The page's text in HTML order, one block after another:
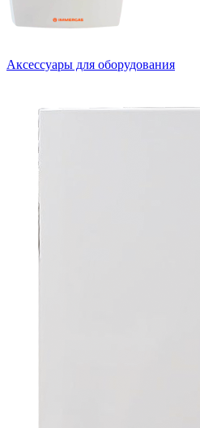
Аксессуары для оборудования